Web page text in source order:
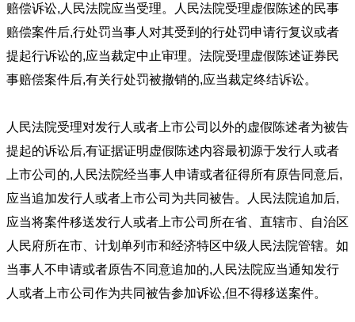
赔偿诉讼,人民法院应当受理。人民法院受理虚假陈述的民事
赔偿案件后,行处罚当事人对其受到的行处罚申请行复议或者
提起行诉讼的,应当裁定中止审理。法院受理虚假陈述证券民
事赔偿案件后,有关行处罚被撤销的,应当裁定终结诉讼。
人民法院受理对发行人或者上市公司以外的虚假陈述者为被告
提起的诉讼后,有证据证明虚假陈述内容最初源于发行人或者
上市公司的,人民法院经当事人申请或者征得所有原告同意后,
应当追加发行人或者上市公司为共同被告。人民法院追加后,
应当将案件移送发行人或者上市公司所在省、直辖市、自治区
人民府所在市、计划单列市和经济特区中级人民法院管辖。如
当事人不申请或者原告不同意追加的,人民法院应当通知发行
人或者上市公司作为共同被告参加诉讼,但不得移送案件。